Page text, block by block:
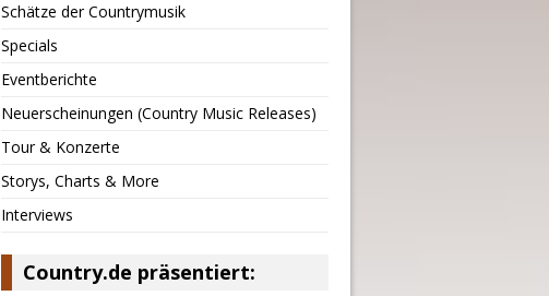
Schätze der Countrymusik
Specials
Eventberichte
Neuerscheinungen (Country Music Releases)
Tour & Konzerte
Storys, Charts & More
Interviews
Country.de präsentiert: